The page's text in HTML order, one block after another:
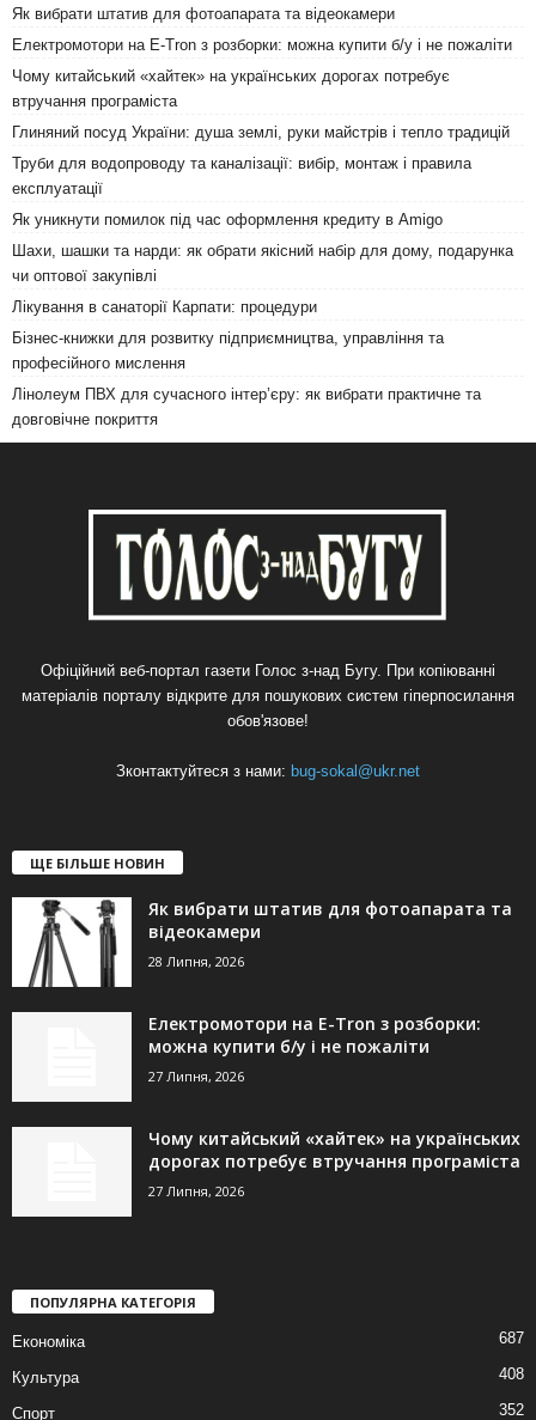
Як вибрати штатив для фотоапарата та відеокамери
Електромотори на E-Tron з розборки: можна купити б/у і не пожаліти
Чому китайський «хайтек» на українських дорогах потребує
втручання програміста
Глиняний посуд України: душа землі, руки майстрів і тепло традицій
Труби для водопроводу та каналізації: вибір, монтаж і правила
експлуатації
Як уникнути помилок під час оформлення кредиту в Amigo
Шахи, шашки та нарди: як обрати якісний набір для дому, подарунка
чи оптової закупівлі
Лікування в санаторії Карпати: процедури
Бізнес-книжки для розвитку підприємництва, управління та
професійного мислення
Лінолеум ПВХ для сучасного інтер’єру: як вибрати практичне та
довговічне покриття
Офіційний веб-портал газети Голос з-над Бугу. При копіюванні
матеріалів порталу відкрите для пошукових систем гіперпосилання
обов'язове!
Зконтактуйтеся з нами: bug-sokal@ukr.net
ЩЕ БІЛЬШЕ НОВИН
Як вибрати штатив для фотоапарата та
відеокамери
28 Липня, 2026
Електромотори на E-Tron з розборки:
можна купити б/у і не пожаліти
27 Липня, 2026
Чому китайський «хайтек» на українських
дорогах потребує втручання програміста
27 Липня, 2026
ПОПУЛЯРНА КАТЕГОРІЯ
Економіка 687
Культура 408
Спорт 352